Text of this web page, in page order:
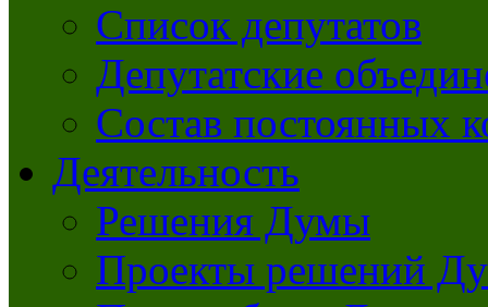
Список депутатов
Депутатские
Состав постоянных
Деятельность
Решения Думы
Проекты решений